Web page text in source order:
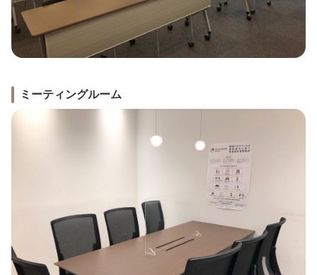
ミーティングルーム